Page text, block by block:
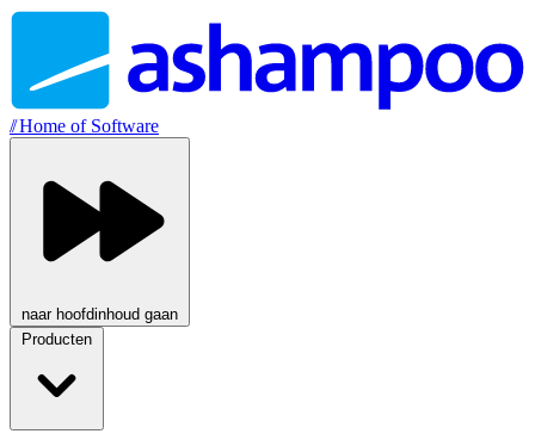
//Home of Software
naar hoofdinhoud gaan
Producten